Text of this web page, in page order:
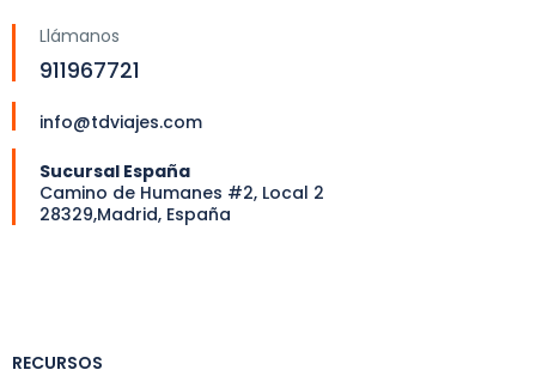
Llámanos
911967721
info@tdviajes.com
Sucursal España
Camino de Humanes #2, Local 2
28329,Madrid, España
RECURSOS